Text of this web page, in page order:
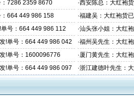
7286 2359 8670 ·西安陈总：大红袍
664 449 986 158 ·福建吴：大红袍货
号：664 449 986 112 ·汕头张小姐：大红
!单号：664 449 986 042 ·福州吴先生：大红
!单号：1600096776 ·厦门黄先生：大红
!单号：664 449 986 097 ·浙江建德叶先生：